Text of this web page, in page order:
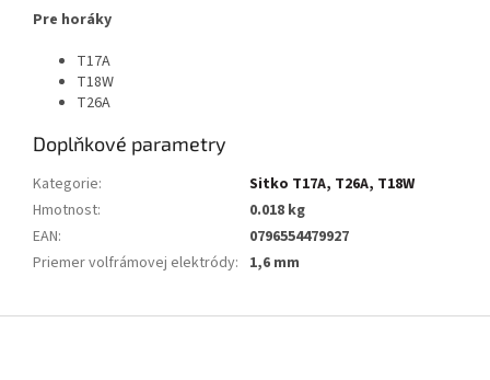
Pre horáky
T17A
T18W
T26A
Doplňkové parametry
Kategorie:
Sitko T17A, T26A, T18W
Hmotnost:
0.018 kg
EAN:
0796554479927
Priemer volfrámovej elektródy: 1,6 mm